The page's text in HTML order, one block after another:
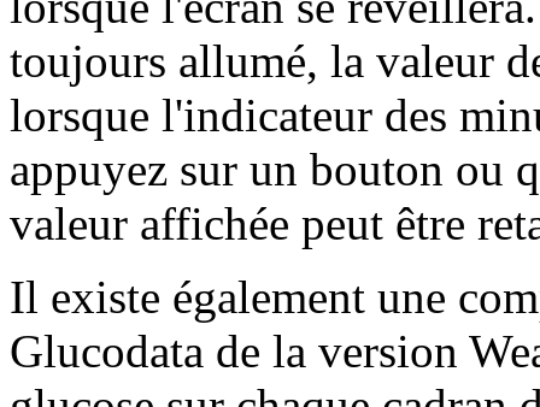
toujours allumé, la valeur
lorsque l'indicateur des
appuyez sur un bouton ou
valeur affichée peut être
Il existe également une
Glucodata de la version